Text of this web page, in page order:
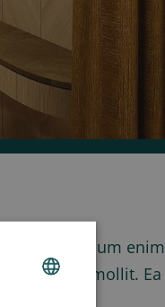
laboris ipsum enim
est ipsum mollit. Ea